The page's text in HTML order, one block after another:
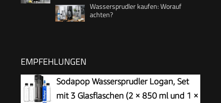
Wassersprudler kaufen: Worauf
achten?
EMPFEHLUNGEN
Sodapop Wassersprudler Logan, Set
mit 3 Glasflaschen (2 × 850 ml und 1 ×